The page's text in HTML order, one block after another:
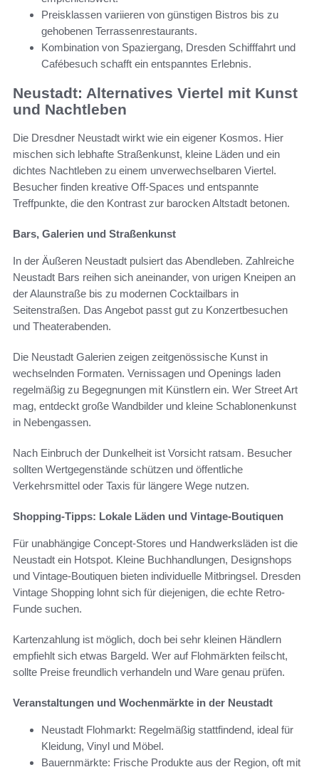
Preisklassen variieren von günstigen Bistros bis zu
gehobenen Terrassenrestaurants.
Kombination von Spaziergang, Dresden Schifffahrt und
Cafébesuch schafft ein entspanntes Erlebnis.
Neustadt: Alternatives Viertel mit Kunst
und Nachtleben
Die Dresdner Neustadt wirkt wie ein eigener Kosmos. Hier
mischen sich lebhafte Straßenkunst, kleine Läden und ein
dichtes Nachtleben zu einem unverwechselbaren Viertel.
Besucher finden kreative Off-Spaces und entspannte
Treffpunkte, die den Kontrast zur barocken Altstadt betonen.
Bars, Galerien und Straßenkunst
In der Äußeren Neustadt pulsiert das Abendleben. Zahlreiche
Neustadt Bars reihen sich aneinander, von urigen Kneipen an
der Alaunstraße bis zu modernen Cocktailbars in
Seitenstraßen. Das Angebot passt gut zu Konzertbesuchen
und Theaterabenden.
Die Neustadt Galerien zeigen zeitgenössische Kunst in
wechselnden Formaten. Vernissagen und Openings laden
regelmäßig zu Begegnungen mit Künstlern ein. Wer Street Art
mag, entdeckt große Wandbilder und kleine Schablonenkunst
in Nebengassen.
Nach Einbruch der Dunkelheit ist Vorsicht ratsam. Besucher
sollten Wertgegenstände schützen und öffentliche
Verkehrsmittel oder Taxis für längere Wege nutzen.
Shopping-Tipps: Lokale Läden und Vintage-Boutiquen
Für unabhängige Concept-Stores und Handwerksläden ist die
Neustadt ein Hotspot. Kleine Buchhandlungen, Designshops
und Vintage-Boutiquen bieten individuelle Mitbringsel. Dresden
Vintage Shopping lohnt sich für diejenigen, die echte Retro-
Funde suchen.
Kartenzahlung ist möglich, doch bei sehr kleinen Händlern
empfiehlt sich etwas Bargeld. Wer auf Flohmärkten feilscht,
sollte Preise freundlich verhandeln und Ware genau prüfen.
Veranstaltungen und Wochenmärkte in der Neustadt
Neustadt Flohmarkt: Regelmäßig stattfindend, ideal für
Kleidung, Vinyl und Möbel.
Bauernmärkte: Frische Produkte aus der Region, oft mit